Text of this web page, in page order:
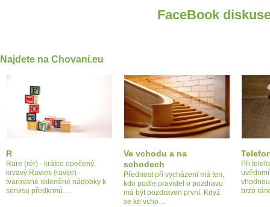
FaceBook
Najdete na Chovani.eu
R
Rare (rér) - krátce opečený,
krvavý Ravies (ravije) -
tvarované skleněné nádobky k
servisu předkrmů…
Ve vchodu a na
schodech
Přednost při vycházení má ten,
kdo podle pravidel o pozdravu
má být pozdraven první. Když
se ke vcho…
Při
brzo